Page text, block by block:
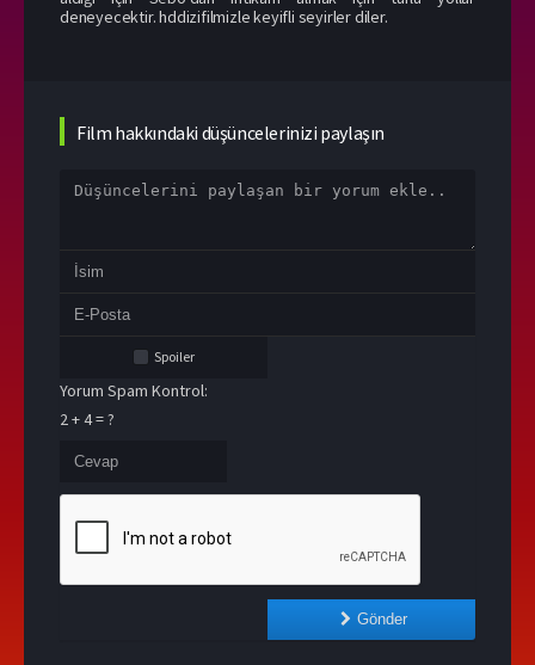
deneyecektir. hddizifilmizle keyifli seyirler diler.
Film hakkındaki düşüncelerinizi paylaşın
Spoiler
Yorum Spam Kontrol:
2 + 4 = ?
Gönder